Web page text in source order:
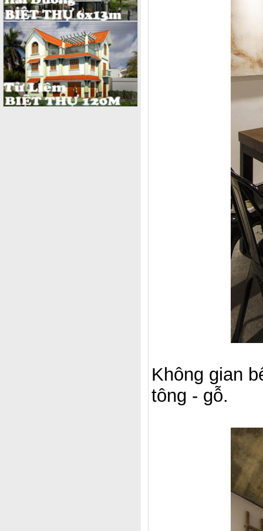
Không gian
tông - gỗ.